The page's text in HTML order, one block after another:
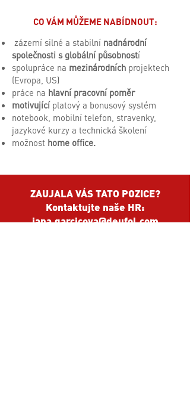
CO VÁM MŮŽEME NABÍDNOUT:
zázemí silné a stabilní nadnárodní
společnosti s globální působností
spolupráce na mezinárodních projektech
(Evropa, US)
práce na hlavní pracovní poměr
motivujícíplatový a bonusový systém
notebook, mobilní telefon, stravenky,
jazykové kurzy a technická školení
možnost home office.
ZAUJALA VÁS TATO POZICE?
Kontaktujte naše HR:
jana.garcicova@deufol.com